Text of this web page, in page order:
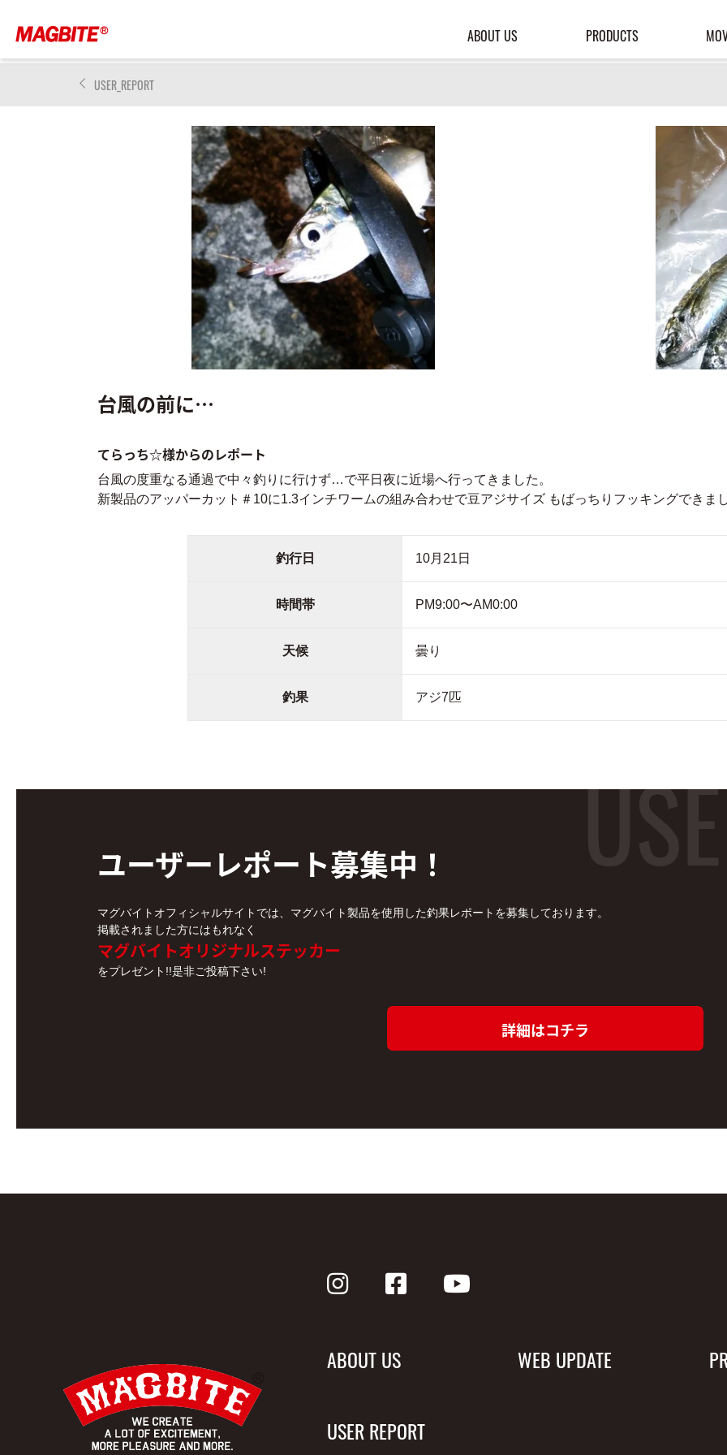
ABOUT US PRODUCTS
USER_REPORT
台風の前に…
てらっち☆様からのレポート
台風の度重なる通過で中々釣りに行けず…で平日夜に近場へ行ってきました。
新製品のアッパーカット＃10に1.3インチワームの組み合わせで豆アジサイズ もばっちりフッキングできま
釣行日 10月21日
時間帯 PM9:00〜AM0:00
天候 曇り
釣果 アジ7匹
ユーザーレポート募集中！
マグバイトオフィシャルサイトでは、マグバイト製品を使用した釣果レポートを募集しております。
掲載されました方にはもれなく
マグバイトオリジナルステッカー
をプレゼント!!是非ご投稿下さい!
詳細はコチラ
ABOUT US WEB UPDATE
USER REPORT